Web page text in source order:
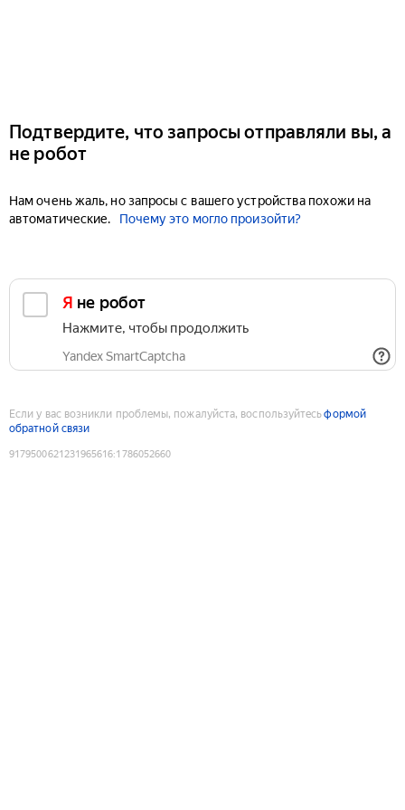
Подтвердите, что запросы отправляли вы, а
не робот
Нам очень жаль, но запросы с вашего устройства похожи на
автоматические.
Почему это могло произойти?
Я не робот
Нажмите, чтобы продолжить
Yandex SmartCaptcha
Если у вас возникли проблемы, пожалуйста, воспользуйтесьформой
обратной связи
9179500621231965616:1786052660